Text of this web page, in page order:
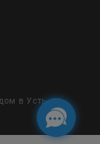
в Усть-